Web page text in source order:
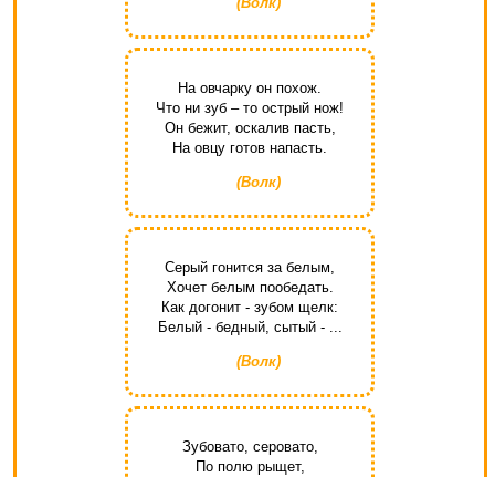
На овчарку он похож.
Что ни зуб – то острый нож!
Он бежит, оскалив пасть,
На овцу готов напасть.
(Волк)
Серый гонится за белым,
Хочет белым пообедать.
Как догонит - зубом щелк:
Белый - бедный, сытый - ...
(Волк)
Зубовато, серовато,
По полю рыщет,